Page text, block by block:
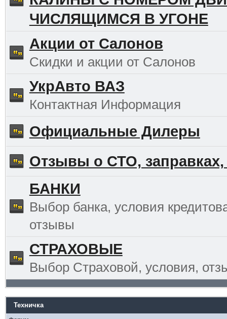
ЧИСЛЯЩИМСЯ В УГОНЕ
Акции от Салонов
Скидки и акции от Салонов
УкрАвто ВАЗ
Контактная Информация
Официальные Дилеры
Отзывы о СТО, заправках,
БАНКИ
Выбор банка, условия
отзывы
СТРАХОВЫЕ
Выбор Страховой, условия,
Техничка